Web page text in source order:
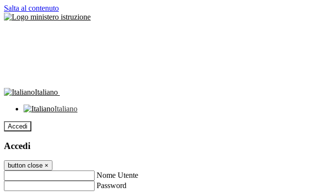
Salta al contenuto
Italiano
Italiano
Accedi
Accedi
button close ×
Nome Utente
Password